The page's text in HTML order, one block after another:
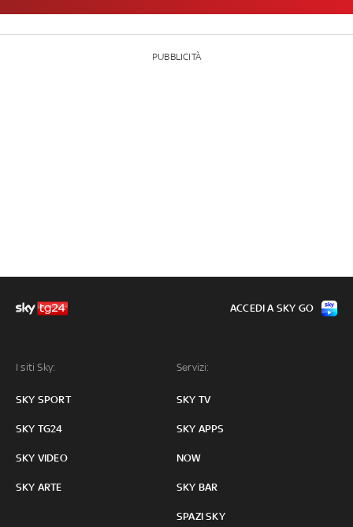
PUBBLICITÀ
I siti Sky:
SKY SPORT
SKY TG24
SKY VIDEO
SKY ARTE
Servizi:
SKY TV
SKY APPS
NOW
SKY BAR
SPAZI SKY
ACCEDI A SKY GO